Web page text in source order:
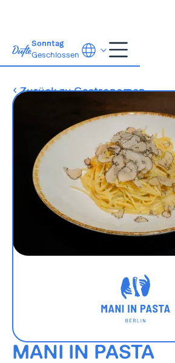
Sonntag
Geschlossen
Zurück zu Gastronomen
MANI IN PASTA